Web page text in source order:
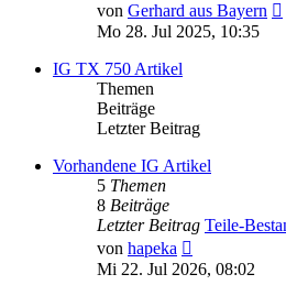
von Gerhard aus Bayern
Mo 28. Jul 2025, 10:35
IG TX 750 Artikel
Themen
Beiträge
Letzter Beitrag
Vorhandene IG Artikel
5 Themen
8 Beiträge
Letzter Beitrag Teile-
von hapeka
Beitrag
Mi 22. Jul 2026, 08:02